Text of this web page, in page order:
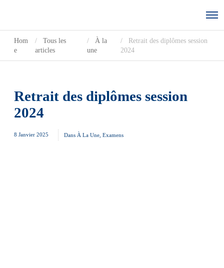
Hom
e
Tous les
articles
À la
une
Retrait des diplômes session
2024
Retrait des diplômes session
2024
8 Janvier 2025 Dans À La Une Examens